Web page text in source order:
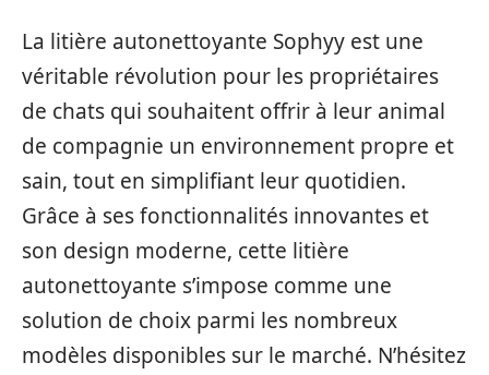
La litière autonettoyante Sophyy est une
véritable révolution pour les propriétaires
de chats qui souhaitent offrir à leur animal
de compagnie un environnement propre et
sain, tout en simplifiant leur quotidien.
Grâce à ses fonctionnalités innovantes et
son design moderne, cette litière
autonettoyante s’impose comme une
solution de choix parmi les nombreux
modèles disponibles sur le marché. N’hésitez